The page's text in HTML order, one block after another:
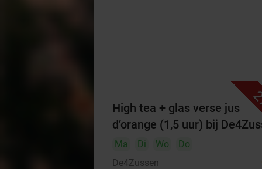
High tea + glas verse jus
d’orange (1,5 uur) bij
Ma Di Wo
Do
De4Zussen